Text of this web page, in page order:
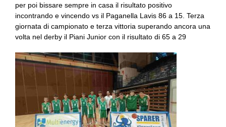
per poi bissare sempre in casa il risultato positivo
incontrando e vincendo vs il Paganella Lavis 86 a 15. Terza
giornata di campionato e terza vittoria superando ancora una
volta nel derby il Piani Junior con il risultato di 65 a 29